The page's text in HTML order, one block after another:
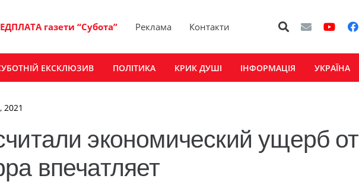
газети “Субота” Реклама Контакти
ЕКСКЛЮЗИВ ПОЛІТИКА КРИК ДУШІ ІНФОРМАЦІЯ УКРАЇНА
2021
экономический ущерб от
впечатляет